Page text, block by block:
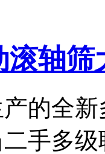
滚轴筛
的全
手多